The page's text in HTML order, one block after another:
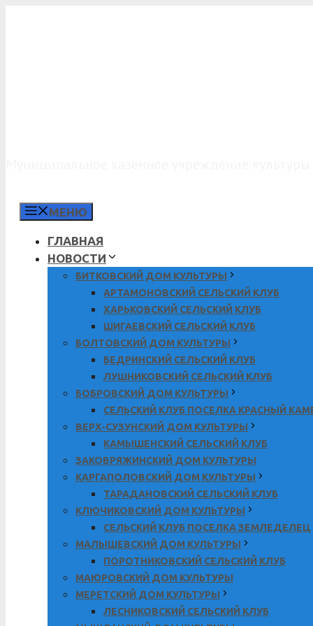
МЕНЮ
ГЛАВНАЯ
НОВОСТИ
БИТКОВСКИЙ ДОМ КУЛЬТУРЫ
АРТАМОНОВСКИЙ СЕЛЬСКИЙ КЛУБ
ХАРЬКОВСКИЙ СЕЛЬСКИЙ КЛУБ
ШИГАЕВСКИЙ СЕЛЬСКИЙ КЛУБ
БОЛТОВСКИЙ ДОМ КУЛЬТУРЫ
БЕДРИНСКИЙ СЕЛЬСКИЙ КЛУБ
ЛУШНИКОВСКИЙ СЕЛЬСКИЙ КЛУБ
БОБРОВСКИЙ ДОМ КУЛЬТУРЫ
СЕЛЬСКИЙ КЛУБ ПОСЕЛКА КРАСНЫЙ
ВЕРХ-СУЗУНСКИЙ ДОМ КУЛЬТУРЫ
КАМЫШЕНСКИЙ СЕЛЬСКИЙ КЛУБ
ЗАКОВРЯЖИНСКИЙ ДОМ КУЛЬТУРЫ
КАРГАПОЛОВСКИЙ ДОМ КУЛЬТУРЫ
ТАРАДАНОВСКИЙ СЕЛЬСКИЙ КЛУБ
КЛЮЧИКОВСКИЙ ДОМ КУЛЬТУРЫ
СЕЛЬСКИЙ КЛУБ ПОСЕЛКА ЗЕМЛЕДЕЛЕЦ
МАЛЫШЕВСКИЙ ДОМ КУЛЬТУРЫ
ПОРОТНИКОВСКИЙ СЕЛЬСКИЙ КЛУБ
МАЮРОВСКИЙ ДОМ КУЛЬТУРЫ
МЕРЕТСКИЙ ДОМ КУЛЬТУРЫ
ЛЕСНИКОВСКИЙ СЕЛЬСКИЙ КЛУБ